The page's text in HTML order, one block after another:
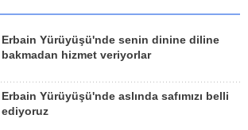
Erbain Yürüyüşü'nde senin dinine diline
bakmadan hizmet veriyorlar
Erbain Yürüyüşü'nde aslında safımızı belli
ediyoruz